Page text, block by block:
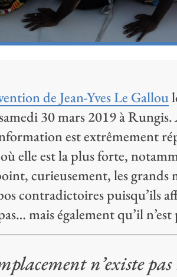
de Jean-Yves Le Gallou
30 mars 2019 à Rungis.
est extrêmement
elle est la plus forte,
curieusement, les grands
contradictoires puisqu’ils
mais également qu’il n’est
n’existe